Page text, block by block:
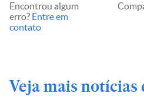
Encontrou algum
erro? Entre em
contato
Veja mais notícias